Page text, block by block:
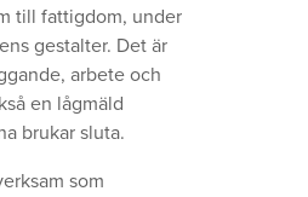
till fattigdom, under
gestalter. Det är
arbete och
en lågmäld
brukar sluta.
som